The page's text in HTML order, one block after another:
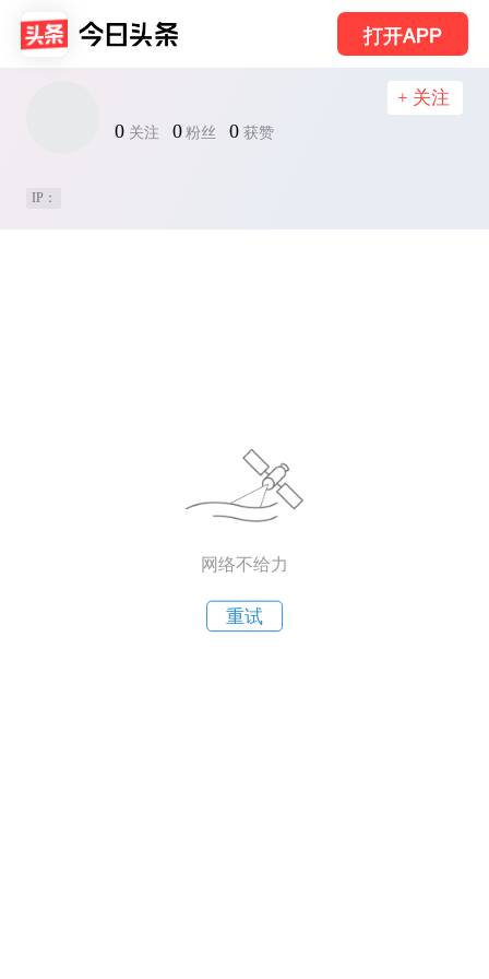
打开APP
0 关注 0 粉丝 0 获赞
+ 关注
IP：
网络不给力
重试